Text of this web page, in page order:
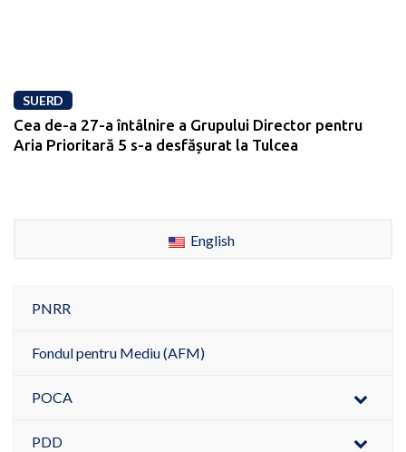
SUERD
Cea de-a 27-a întâlnire a Grupului Director pentru
Aria Prioritară 5 s-a desfășurat la Tulcea
English
PNRR
Fondul pentru Mediu (AFM)
POCA
PDD